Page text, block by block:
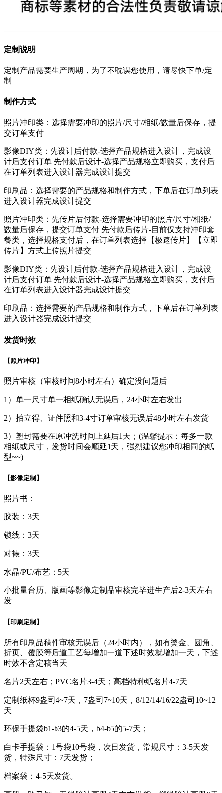
定制说明
定制产品需要生产周期，为了不耽误您使用，请尽快下单/定
制
制作方式
照片冲印类：选择需要冲印的照片/尺寸/相纸/数量后保存，提
交订单支付
影像DIY类：先设计后付款-选择产品规格进入设计，完成设
计后支付订单 先付款后设计-选择产品规格立即购买，支付后
在订单列表进入设计器完成设计提交
印刷品：选择需要的产品规格和制作方式，下单后在订单列表
进入设计器完成设计提交
照片冲印类：先传片后付款-选择需要冲印的照片/尺寸/相纸/
数量后保存，提交订单支付 先付款后传片-目前仅支持冲印套
餐类，选择规格支付后，在订单列表选择【极速传片】【立即
传片】方式上传照片提交
影像DIY类：先设计后付款-选择产品规格进入设计，完成设
计后支付订单 先付款后设计-选择产品规格立即购买，支付后
在订单列表进入设计器完成设计提交
印刷品：选择需要的产品规格和制作方式，下单后在订单列表
进入设计器完成设计提交
发货时效
【照片冲印】
照片审核（审核时间8小时左右）确定没问题后
1）单一尺寸单一相纸确认无误后，24小时左右发出
2）拍立得、证件照和3-4寸订单审核无误后48小时左右发货
3）塑封需要在原冲洗时间上延后1天；(温馨提示：每多一款
相纸或尺寸，发货时间会顺延1天，强烈建议您冲印相同的纸
型~~)
【影像定制】
照片书：
胶装：3天
锁线：3天
对裱：3天
水晶/PU/布艺：5天
小批量台历、版画等影像定制品审核完毕进生产后2-3天左右
发
【印刷定制】
所有印刷品稿件审核无误后（24小时内），如有烫金、圆角、
折页、覆膜等后道工艺每增加一道下述时效就增加一天，下述
时效不含定稿当天
名片2天左右；PVC名片3-4天；高档特种纸名片4-7天
定制纸杯9盎司4~7天，7盎司7~10天，8/12/14/16/22盎司10~12
天
环保手提袋b1-b3的4-5天，b4-b5的5-7天；
白卡手提袋：1号袋10号袋，次日发货，常规尺寸：3-5天发
货，特殊尺寸：7天发货；
档案袋：4-5天发货。